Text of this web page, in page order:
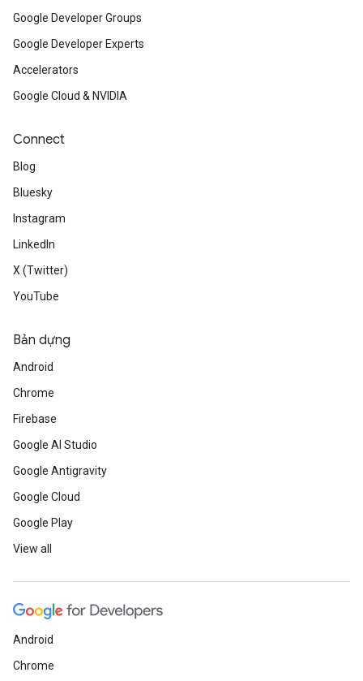
Google Developer Groups
Google Developer Experts
Accelerators
Google Cloud & NVIDIA
Connect
Blog
Bluesky
Instagram
LinkedIn
X (Twitter)
YouTube
Bản dựng
Android
Chrome
Firebase
Google AI Studio
Google Antigravity
Google Cloud
Google Play
View all
Android
Chrome